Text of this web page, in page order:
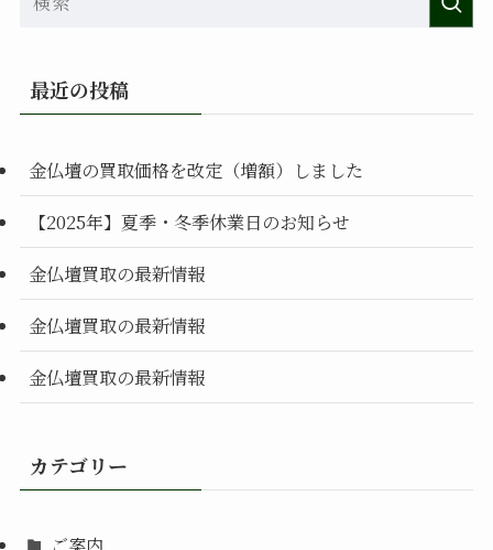
最近の投稿
金仏壇の買取価格を改定（増額）しました
【2025年】夏季・冬季休業日のお知らせ
金仏壇買取の最新情報
金仏壇買取の最新情報
金仏壇買取の最新情報
カテゴリー